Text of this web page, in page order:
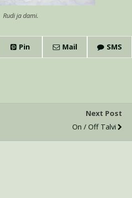
Rudi ja dami.
Pin Mail SMS
Next Post
On / Off Talvi